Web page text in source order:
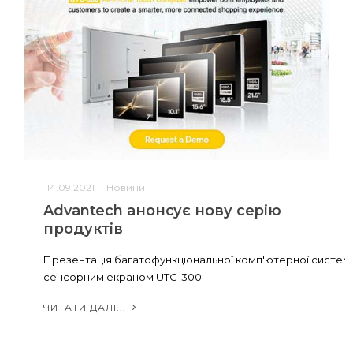
14.09.2021 Новини
Advantech анонсує нову серію
продуктів
Презентація багатофункціональної комп'ютерної
сенсорним екраном UTC-300
ЧИТАТИ ДАЛІ...